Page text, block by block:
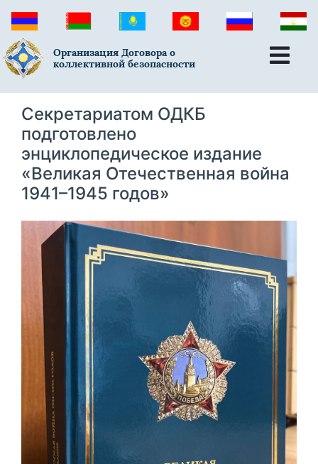
Организация Договора о
коллективной безопасности
Секретариатом ОДКБ
подготовлено
энциклопедическое издание
«Великая Отечественная война
1941–1945 годов»